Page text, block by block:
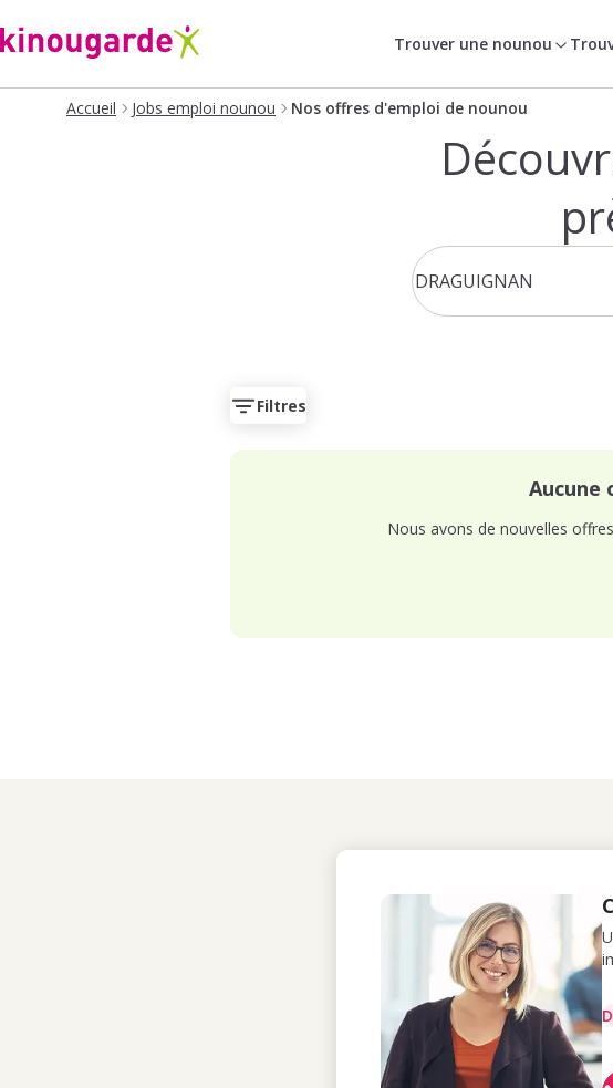
Trouver une nounou
Accueil Jobs emploi nounou Nos offres d'emploi de nounou
Filtres
Aucune
Nous avons de nouvelles